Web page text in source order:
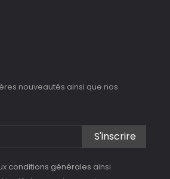
nouveautés ainsi que nos
conditions générales ainsi
S'inscrire